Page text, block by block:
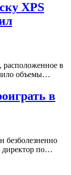
XPS
в
объемы…
в
безболезненно
директор по…